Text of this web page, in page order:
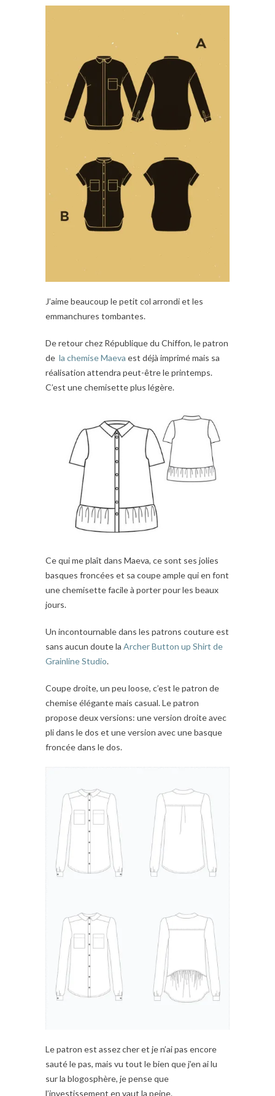
J’aime beaucoup le petit col arrondi et les
emmanchures tombantes.
De retour chez République du Chiffon, le patron
de la chemise Maeva est déjà imprimé mais sa
réalisation attendra peut-être le printemps.
C’est une chemisette plus légère.
Ce qui me plaît dans Maeva, ce sont ses jolies
basques froncées et sa coupe ample qui en font
une chemisette facile à porter pour les beaux
jours.
Un incontournable dans les patrons couture est
sans aucun doute la Archer Button up Shirt de
Grainline Studio.
Coupe droite, un peu loose, c’est le patron de
chemise élégante mais casual. Le patron
propose deux versions: une version droite avec
pli dans le dos et une version avec une basque
froncée dans le dos.
Le patron est assez cher et je n’ai pas encore
sauté le pas, mais vu tout le bien que j’en ai lu
sur la blogosphère, je pense que
l’investissement en vaut la peine.